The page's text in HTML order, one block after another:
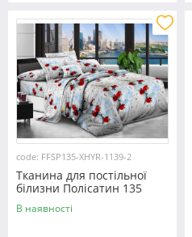
code: FFSP135-XHYR-1139-2
Тканина для постільної
білизни Полісатин 135
SP135-XHYR-1139-2 (60м)
В наявності